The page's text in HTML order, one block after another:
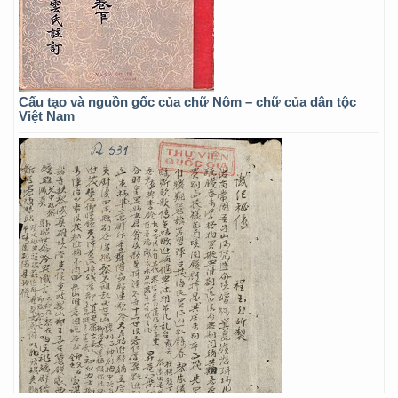
Cấu tạo và nguồn gốc của chữ Nôm – chữ của dân tộc
Việt Nam